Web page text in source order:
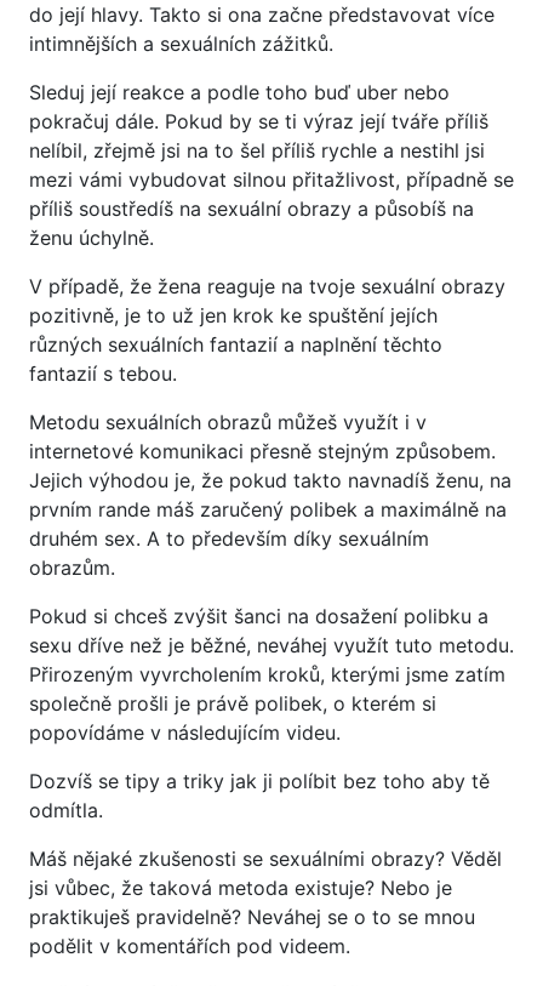
do její hlavy. Takto si ona začne představovat více
intimnějších a sexuálních zážitků.
Sleduj její reakce a podle toho buď uber nebo
pokračuj dále. Pokud by se ti výraz její tváře příliš
nelíbil, zřejmě jsi na to šel příliš rychle a nestihl jsi
mezi vámi vybudovat silnou přitažlivost, případně se
příliš soustředíš na sexuální obrazy a působíš na
ženu úchylně.
V případě, že žena reaguje na tvoje sexuální obrazy
pozitivně, je to už jen krok ke spuštění jejích
různých sexuálních fantazií a naplnění těchto
fantazií s tebou.
Metodu sexuálních obrazů můžeš využít i v
internetové komunikaci přesně stejným způsobem.
Jejich výhodou je, že pokud takto navnadíš ženu, na
prvním rande máš zaručený polibek a maximálně na
druhém sex. A to především díky sexuálním
obrazům.
Pokud si chceš zvýšit šanci na dosažení polibku a
sexu dříve než je běžné, neváhej využít tuto metodu.
Přirozeným vyvrcholením kroků, kterými jsme zatím
společně prošli je právě polibek, o kterém si
popovídáme v následujícím videu.
Dozvíš se tipy a triky jak ji políbit bez toho aby tě
odmítla.
Máš nějaké zkušenosti se sexuálními obrazy? Věděl
jsi vůbec, že taková metoda existuje? Nebo je
praktikuješ pravidelně? Neváhej se o to se mnou
podělit v komentářích pod videem.